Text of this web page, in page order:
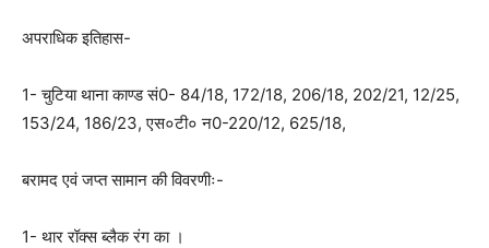
अपराधिक इतिहास-
1- चुटिया थाना काण्ड सं0- 84/18, 172/18, 206/18, 202/21, 12/25,
153/24, 186/23, एस०टी० न0-220/12, 625/18,
बरामद एवं जप्त सामान की विवरणीः-
1- थार रॉक्स ब्लैक रंग का ।